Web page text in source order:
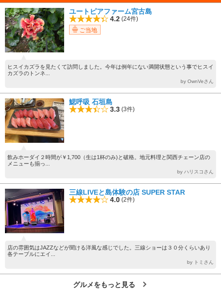
ユートピアファーム宮古島
4.2 (24件)
ご当地
ヒスイカズラを見たくて訪問しました。今年は例年にない満開状態という事でヒスイ
カズラのトンネ...
by OwnVeさん
鰓呼吸 石垣島
3.3 (3件)
飲みホーダイ２時間が￥1,700（生は1杯のみ)と破格。地元料理と関西チェーン店の
メニューも揃っ...
by ハリスコさん
三線LIVEと島体験の店 SUPER STAR
4.0 (2件)
店の雰囲気はJAZZなどが聞ける洋風な感じでした。三線ショーは３０分くらいあり
各テーブルにエイ...
by トミさん
グルメをもっと見る